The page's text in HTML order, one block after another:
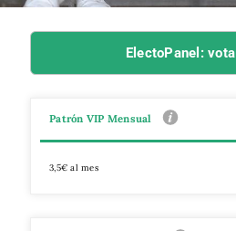
ElectoPanel: vota
Patrón VIP Mensual
3,5€ al mes